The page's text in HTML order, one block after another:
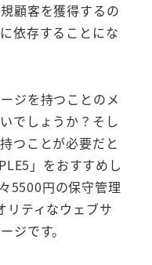
顧客を獲得するの
依存することにな
ジを持つことのメ
でしょうか？そし
つことが必要だと
」をおすすめし
5500円の保守管理
リティなウェブサ
ジです。